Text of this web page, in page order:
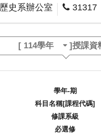
歷史系辦公室
31317
[ 114學年 ]授課資
學年-期
科目名稱[課程代碼]
修課系級
必選修